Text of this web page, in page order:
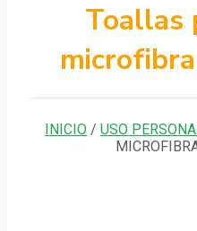
Toallas
INICIO / USO